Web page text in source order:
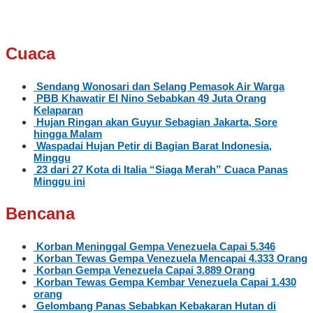
Cuaca
Sendang Wonosari dan Selang Pemasok Air Warga
PBB Khawatir El Nino Sebabkan 49 Juta Orang
Kelaparan
Hujan Ringan akan Guyur Sebagian Jakarta, Sore
hingga Malam
Waspadai Hujan Petir di Bagian Barat Indonesia,
Minggu
23 dari 27 Kota di Italia “Siaga Merah” Cuaca Panas
Minggu ini
Bencana
Korban Meninggal Gempa Venezuela Capai 5.346
Korban Tewas Gempa Venezuela Mencapai 4.333 Orang
Korban Gempa Venezuela Capai 3.889 Orang
Korban Tewas Gempa Kembar Venezuela Capai 1.430
orang
Gelombang Panas Sebabkan Kebakaran Hutan di